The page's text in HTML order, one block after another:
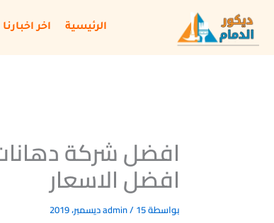
المحتوى
الرئيسية اخر اخبارنا
افضل الاسعار
بواسطة admin/ 15 ديسمبر، 2019